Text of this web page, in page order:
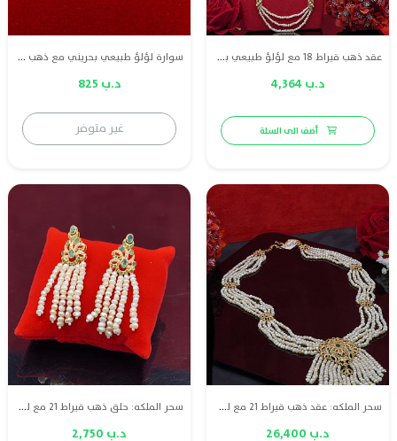
عقد ذهب قيراط 18 مع لؤلؤ طبيعي بحريني و ياقوت أحمر
د.ب 4,364
أضف الى السلة
سوارة لؤلؤ طبيعي بحريني مع ذهب قيراط 18 وياقوت احمر طبيعي
د.ب 825
غير متوفر
سحر الملكه: عقد ذهب قيراط 21 مع لؤلؤ طبيعي بحريني و الماس و زمرد أخضر
د.ب 26,400
سحر الملكه: حلق ذهب قيراط 21 مع لؤلؤ طبيعي بحريني و الماس و زمرد أخضر
د.ب 2,750